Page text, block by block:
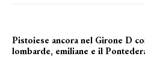
Pistoiese ancora nel Girone D
lombarde, emiliane e il